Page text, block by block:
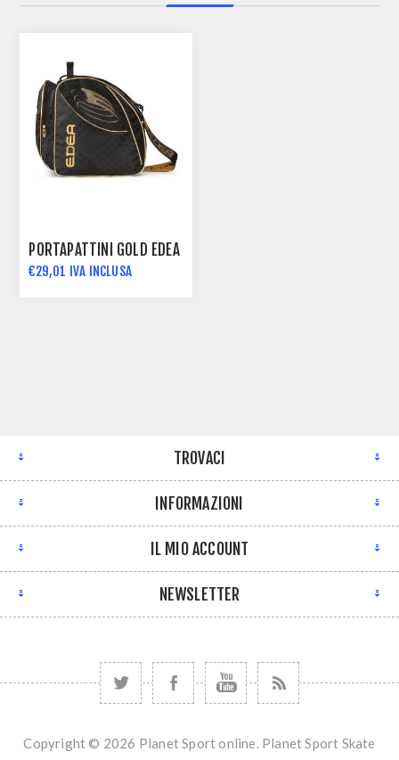
PORTAPATTINI GOLD EDEA
€29,01 IVA INCLUSA
TROVACI
INFORMAZIONI
IL MIO ACCOUNT
NEWSLETTER
Copyright © 2026 Planet Sport online. Planet Sport Skate